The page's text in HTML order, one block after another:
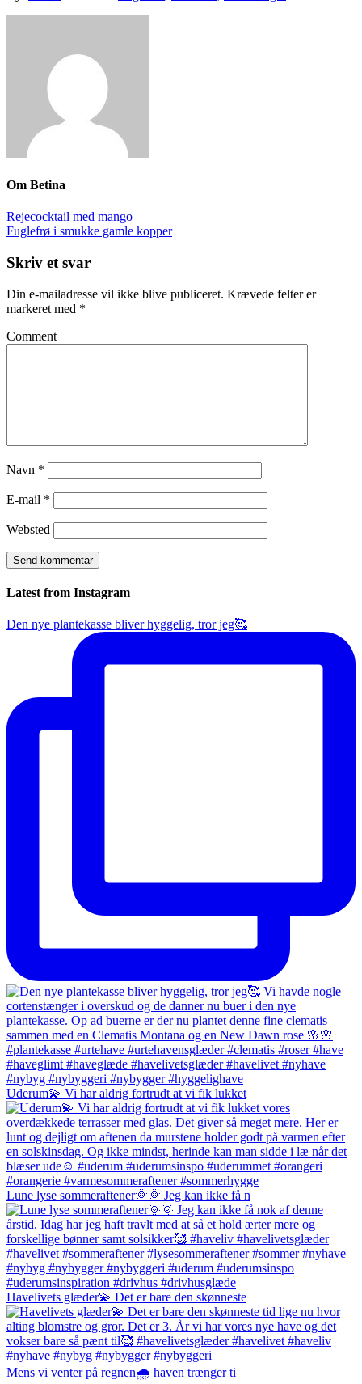
Om Betina
Rejecocktail med mango
Fuglefrø i smukke gamle kopper
Skriv et svar
Din e-mailadresse vil ikke blive publiceret. Krævede felter er
markeret med *
Comment
Navn *
E-mail *
Websted
Latest from Instagram
Den nye plantekasse bliver hyggelig, tror jeg🥰
Uderum💫 Vi har aldrig fortrudt at vi fik lukket
Lune lyse sommeraftener🌞🌞 Jeg kan ikke få n
Havelivets glæder💫 Det er bare den skønneste
Mens vi venter på regnen🌧️ haven trænger ti